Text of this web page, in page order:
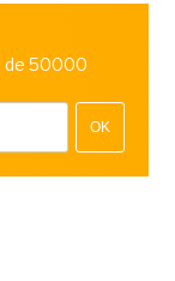
de 50000
OK